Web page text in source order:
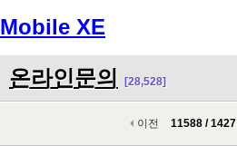
Mobile XE
온라인문의 [28,528]
이전 11588 / 1427